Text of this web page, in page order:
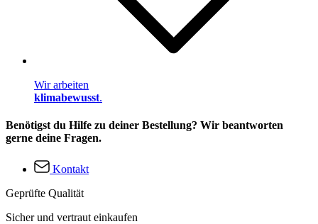
Wir arbeiten
klimabewusst.
Benötigst du Hilfe zu deiner Bestellung? Wir beantworten
gerne deine Fragen.
Kontakt
Geprüfte Qualität
Sicher und vertraut einkaufen